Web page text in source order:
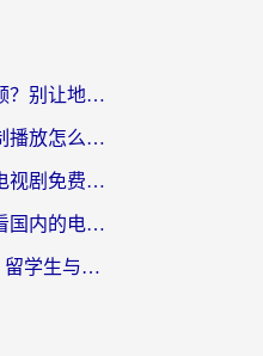
在海外如何听音乐视频？别让地域限制挡住你的华语旋律
央视影音海外地区限制播放怎么办？海外华人必看的追剧自由指南
在国外怎么看国内的电视剧免费？3个关键步骤+1款靠谱加速器帮你搞定
海外党必看：在海外看国内的电视剧的app选对了吗？3步解决地域限制烦恼
在海外如何看CCTV？留学生与海外华人的实用回国加速指南